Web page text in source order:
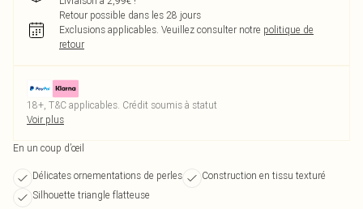
Retour possible dans les 28 jours
Exclusions applicables. Veuillez consulter notre politique de
retour
18+, T&C applicables. Crédit soumis à statut
Voir plus
En un coup d’œil
Délicates ornementations de perles
Construction en tissu texturé
Silhouette triangle flatteuse